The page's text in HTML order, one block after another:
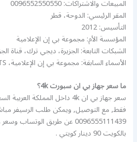
المبيعات والاشتراكات: 0096552550550
المقر الرئيسي: الدوحة، قطر
التأسيس: 2012
المؤسسة الأم: مجموعة بي إن الإعلامية
الشبكات التابعة: الجزيرة، ديجي ترك، قناة
الأسماء السابقة: مجموعة بي إن الإعلامية، beIN SPORTS
ما سعر جهاز بي ان سبورت 4k؟
فقط, مع التوصيل, ويمكن طلب الرسيفر
بالكويت 90 دينار كويتي .